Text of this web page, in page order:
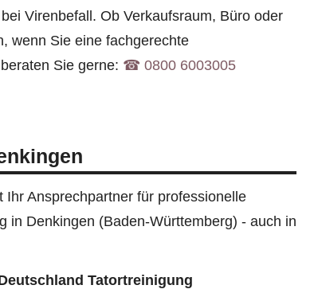
Virenbefall. Ob Verkaufsraum, Büro oder
wenn Sie eine fachgerechte
Sie gerne: ☎︎ 0800 6003005
Ansprechpartner für professionelle
in Denkingen (Baden-Württemberg) - auch in
Tatortreinigung